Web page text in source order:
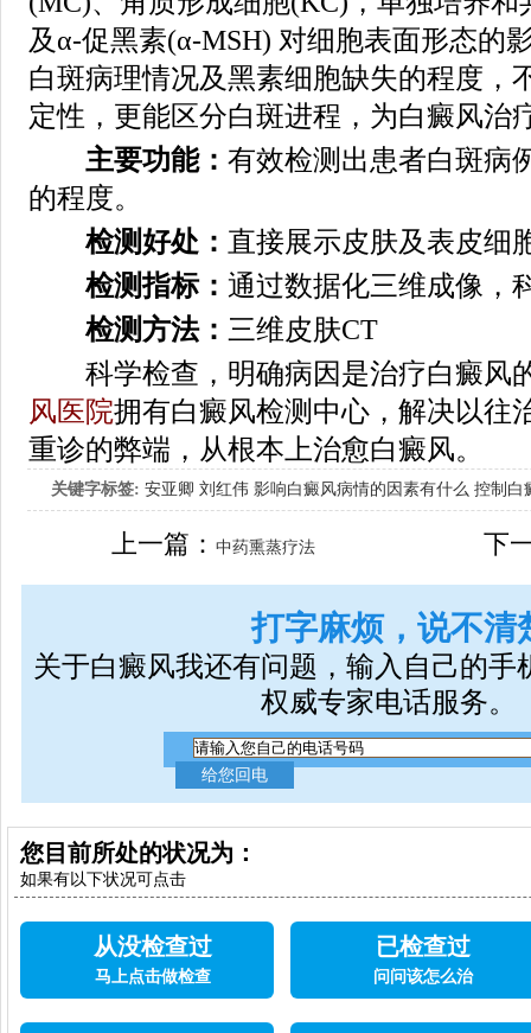
及α-促黑素(α-MSH) 对细胞表面形态的
白斑病理情况及黑素细胞缺失的程度，
定性，更能区分白斑进程，为白癜风治
主要功能： 有效检测出患者白斑病
的程度。
检测好处： 直接展示皮肤及表皮细
检测指标： 通过数据化三维成像，
检测方法： 三维皮肤CT
科学检查，明确病因是治疗白癜风
风医院拥有白癜风检测中心，解决以往
重诊的弊端，从根本上治愈白癜风。
关键字标签: 安亚卿 刘红伟 影响白癜风病情的因素有什么 控制白
女生应该如何治疗呢
上一篇：中药熏蒸疗法 下
打字麻烦，说不清
关于白癜风我还有问题，输入自己的手
权威专家电话服务。
您目前所处的状况为：
如果有以下状况可点击
从没检查过
马上点击做检查
已检查过
问问该怎么治